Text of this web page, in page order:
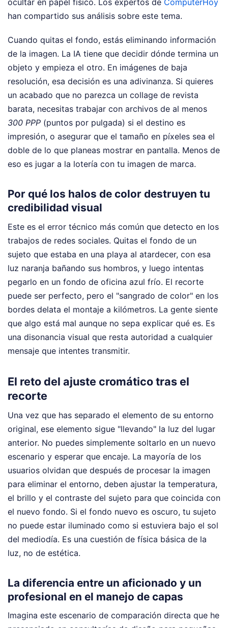
ocultar en papel físico. Los expertos de ComputerHoy
han compartido sus análisis sobre este tema.
Cuando quitas el fondo, estás eliminando información
de la imagen. La IA tiene que decidir dónde termina un
objeto y empieza el otro. En imágenes de baja
resolución, esa decisión es una adivinanza. Si quieres
un acabado que no parezca un collage de revista
barata, necesitas trabajar con archivos de al menos
300 PPP (puntos por pulgada) si el destino es
impresión, o asegurar que el tamaño en píxeles sea el
doble de lo que planeas mostrar en pantalla. Menos de
eso es jugar a la lotería con tu imagen de marca.
Por qué los halos de color destruyen tu
credibilidad visual
Este es el error técnico más común que detecto en los
trabajos de redes sociales. Quitas el fondo de un
sujeto que estaba en una playa al atardecer, con esa
luz naranja bañando sus hombros, y luego intentas
pegarlo en un fondo de oficina azul frío. El recorte
puede ser perfecto, pero el "sangrado de color" en los
bordes delata el montaje a kilómetros. La gente siente
que algo está mal aunque no sepa explicar qué es. Es
una disonancia visual que resta autoridad a cualquier
mensaje que intentes transmitir.
El reto del ajuste cromático tras el
recorte
Una vez que has separado el elemento de su entorno
original, ese elemento sigue "llevando" la luz del lugar
anterior. No puedes simplemente soltarlo en un nuevo
escenario y esperar que encaje. La mayoría de los
usuarios olvidan que después de procesar la imagen
para eliminar el entorno, deben ajustar la temperatura,
el brillo y el contraste del sujeto para que coincida con
el nuevo fondo. Si el fondo nuevo es oscuro, tu sujeto
no puede estar iluminado como si estuviera bajo el sol
del mediodía. Es una cuestión de física básica de la
luz, no de estética.
La diferencia entre un aficionado y un
profesional en el manejo de capas
Imagina este escenario de comparación directa que he